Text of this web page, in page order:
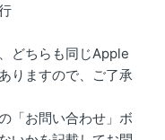
どちらも同じApple
りますので、ご了承
「お問い合わせ」ボ